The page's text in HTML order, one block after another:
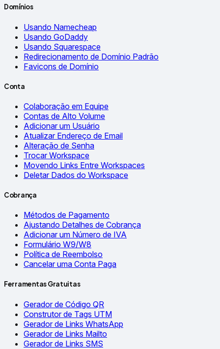
Domínios
Usando Namecheap
Usando GoDaddy
Usando Squarespace
Redirecionamento de Domínio Padrão
Favicons de Domínio
Conta
Colaboração em Equipe
Contas de Alto Volume
Adicionar um Usuário
Atualizar Endereço de Email
Alteração de Senha
Trocar Workspace
Movendo Links Entre Workspaces
Deletar Dados do Workspace
Cobrança
Métodos de Pagamento
Ajustando Detalhes de Cobrança
Adicionar um Número de IVA
Formulário W9/W8
Política de Reembolso
Cancelar uma Conta Paga
Ferramentas Gratuitas
Gerador de Código QR
Construtor de Tags UTM
Gerador de Links WhatsApp
Gerador de Links Mailto
Gerador de Links SMS